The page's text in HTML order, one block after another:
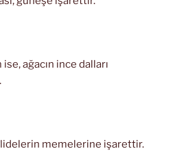
ağacın ince dalları
memelerine işarettir.